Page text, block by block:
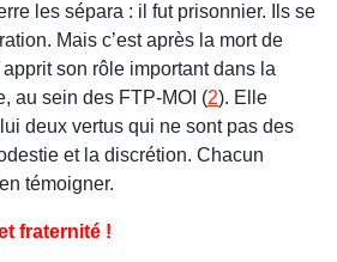
les sépara : il fut prisonnier. Ils se
Mais c’est après la mort de
son rôle important dans la
au sein des FTP-MOI (2). Elle
deux vertus qui ne sont pas des
et la discrétion. Chacun
témoigner.
fraternité !